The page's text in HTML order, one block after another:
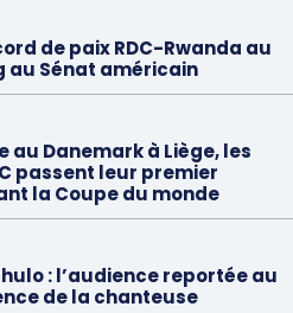
de paix RDC-Rwanda au
au Sénat américain
au Danemark à Liège, les
passent leur premier
la Coupe du monde
: l’audience reportée au
de la chanteuse